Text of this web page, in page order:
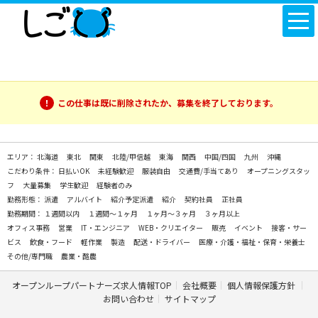
この仕事は既に削除されたか、募集を終了しております。
エリア： 北海道 東北 関東 北陸/甲信越 東海 関西 中国/四国 九州
沖縄
こだわり条件： 日払いOK 未経験歓迎 服装自由 交通費/手当てあり
オープニングスタッ
フ
大量募集 学生歓迎
経験者のみ
勤務形態： 派遣 アルバイト 紹介予定派遣 紹介 契約社員
正社員
勤務期間： １週間以内 １週間～１ヶ月 １ヶ月～３ヶ月
３ヶ月以上
オフィス事務
営業 IT・エンジニア WEB・クリエイター 販売 イベント
接客・サー
ビス
飲食・フード 軽作業 製造 配送・ドライバー
医療・介護・福祉・保育・栄養士
その他/専門職
農業・酪農
オープンループパートナーズ求人情報TOP 会社概要
個人情報保護方針
お問い合わせ
サイトマップ